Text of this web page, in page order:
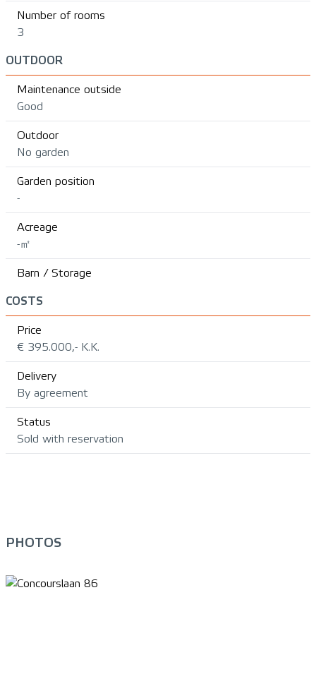
Number of rooms
3
OUTDOOR
Maintenance outside
Good
Outdoor
No garden
Garden position
-
Acreage
-㎡
Barn / Storage
COSTS
Price
€ 395.000,- K.K.
Delivery
By agreement
Status
Sold with reservation
PHOTOS